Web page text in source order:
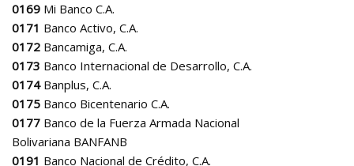
0169 Mi Banco C.A.
0171 Banco Activo, C.A.
0172 Bancamiga, C.A.
0173 Banco Internacional de Desarrollo, C.A.
0174Banplus, C.A.
0175 Banco Bicentenario C.A.
0177 Banco de la Fuerza Armada Nacional
Bolivariana BANFANB
0191 Banco Nacional de Crédito, C.A.